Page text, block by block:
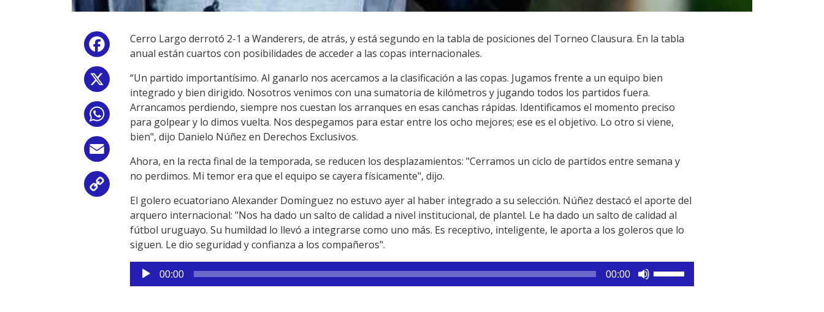
Facebook
Link
Cerro Largo derrotó 2-1 a Wanderers, de atrás, y está segundo en la tabla de posiciones del Torneo Clausura. En la tabla
anual están cuartos con posibilidades de acceder a las copas internacionales.
“Un partido importantísimo. Al ganarlo nos acercamos a la clasificación a las copas. Jugamos frente a un equipo bien
integrado y bien dirigido. Nosotros venimos con una sumatoria de kilómetros y jugando todos los partidos fuera.
Arrancamos perdiendo, siempre nos cuestan los arranques en esas canchas rápidas. Identificamos el momento preciso
para golpear y lo dimos vuelta. Nos despegamos para estar entre los ocho mejores; ese es el objetivo. Lo otro si viene,
bien", dijo Danielo Núñez en Derechos Exclusivos.
Ahora, en la recta final de la temporada, se reducen los desplazamientos: "Cerramos un ciclo de partidos entre semana y
no perdimos. Mi temor era que el equipo se cayera físicamente", dijo.
El golero ecuatoriano Alexander Domínguez no estuvo ayer al haber integrado a su selección. Núñez destacó el aporte del
arquero internacional: "Nos ha dado un salto de calidad a nivel institucional, de plantel. Le ha dado un salto de calidad al
fútbol uruguayo. Su humildad lo llevó a integrarse como uno más. Es receptivo, inteligente, le aporta a los goleros que lo
siguen. Le dio seguridad y confianza a los compañeros".
Reproductor
de
00:00 00:00